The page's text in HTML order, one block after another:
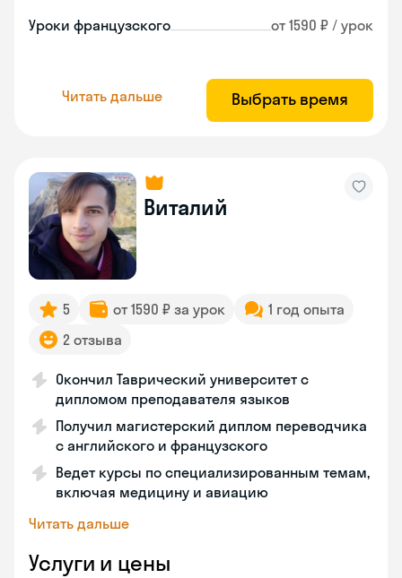
Уроки французского от 1590 ₽ / урок
Читать дальше Выбрать время
Виталий
5 от 1590 ₽ за урок
1 год опыта
2 отзыва
Окончил Таврический университет с
дипломом преподавателя языков
Получил магистерский диплом переводчика
с английского и французского
Ведет курсы по специализированным темам,
включая медицину и авиацию
Читать дальше
Услуги и цены